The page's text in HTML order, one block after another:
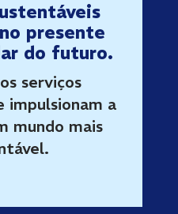
presente
do futuro.
serviços
impulsionam a
mundo mais